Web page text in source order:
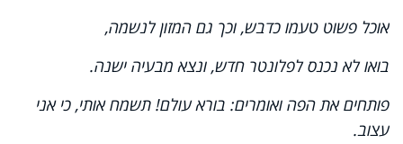
אוכל פשוט טעמו כדבש, וכך גם המזון לנשמה,
בואו לא נכנס לפלונטר חדש, ונצא מבעיה ישנה.
פותחים את הפה ואומרים: בורא עולם! תשמח אותי, כי אני
עצוב.